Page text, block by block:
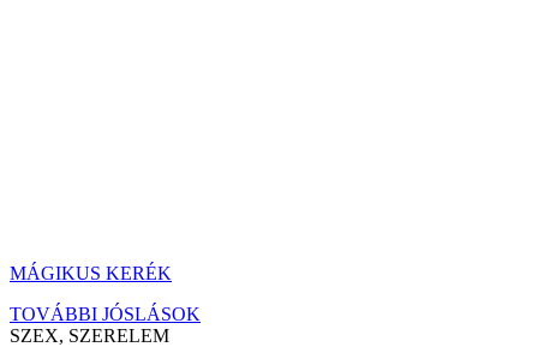
MÁGIKUS KERÉK
TOVÁBBI JÓSLÁSOK
SZEX, SZERELEM